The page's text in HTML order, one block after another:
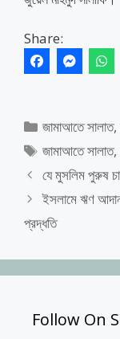
Share:
Categories
জামাআতে সালাত,
Tags
জামাআতে সালাত,
যে মুসলিম পুরুষ
ইসলামে ঋণ
প্রদ্ধতি
Follow On